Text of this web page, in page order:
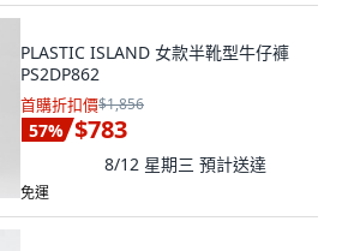
PLASTIC ISLAND 女款半靴型牛仔褲
PS2DP862
首購折扣價$1,856
57% $783
8/12 星期三 預計送達
免運